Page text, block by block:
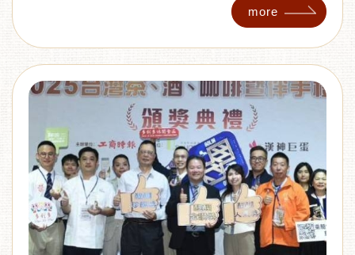
網路高人氣名店、青農品牌、農會品牌、新創烘焙工
作室及原民特色商品等，鼓勵業者努力衝人氣、衝買
氣，入圍百大好禮即是肯定。
more